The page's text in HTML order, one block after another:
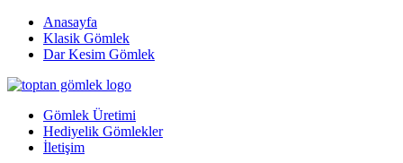
Anasayfa
Klasik Gömlek
Dar Kesim Gömlek
Gömlek Üretimi
Hediyelik Gömlekler
İletişim